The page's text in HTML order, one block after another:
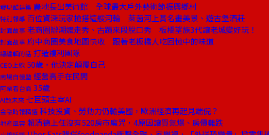
發現酷建築 農地長出美術館 全球最大戶外藝術節振興鄉村
特別報導 百位資深玩家搶搭這艘河輪 萊茵河上賞名畫美景、遊古堡酒莊
封面故事 老商圈辦潮嬤走秀、古蹟來段脫口秀 板橋望族3代讓老城變好玩！
封面故事 府中商圈美食地圖快收 跟著老板橋人吃回憶中的味道
總編輯的話 打造複利團隊
CEO上線 50歲，他決定顛覆自己
商場自慢塾 經營高手在民間
阿榮看台商 35歲
AI超未來 七巨頭主宰AI
金融時報精選 科技投資、勞動力仍輸美國，歐洲經濟再起見端倪？
地產風雲 賴清德上任沒有520房市魔咒，4原因讓買氣爆、房價難跌